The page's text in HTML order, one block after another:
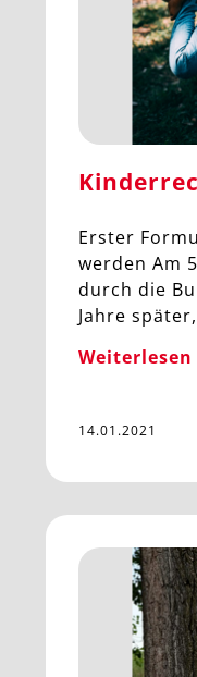
Erster
werden Am
durch die
Jahre
Weiterlesen
14.01.2021